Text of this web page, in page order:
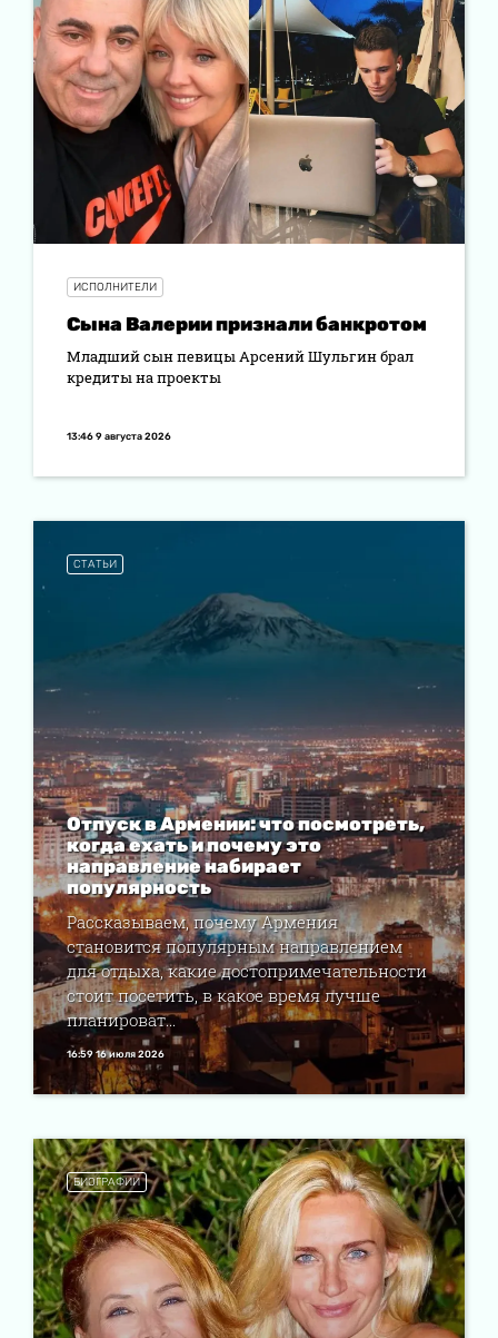
ИСПОЛНИТЕЛИ
Сына Валерии признали банкротом
Младший сын певицы Арсений Шульгин брал
кредиты на проекты
13:46 9 августа 2026
СТАТЬИ
Отпуск в Армении: что посмотреть,
когда ехать и почему это
направление набирает
популярность
Рассказываем, почему Армения
становится популярным направлением
для отдыха, какие достопримечательности
стоит посетить, в какое время лучше
планироват...
16:59 16 июля 2026
БИОГРАФИИ